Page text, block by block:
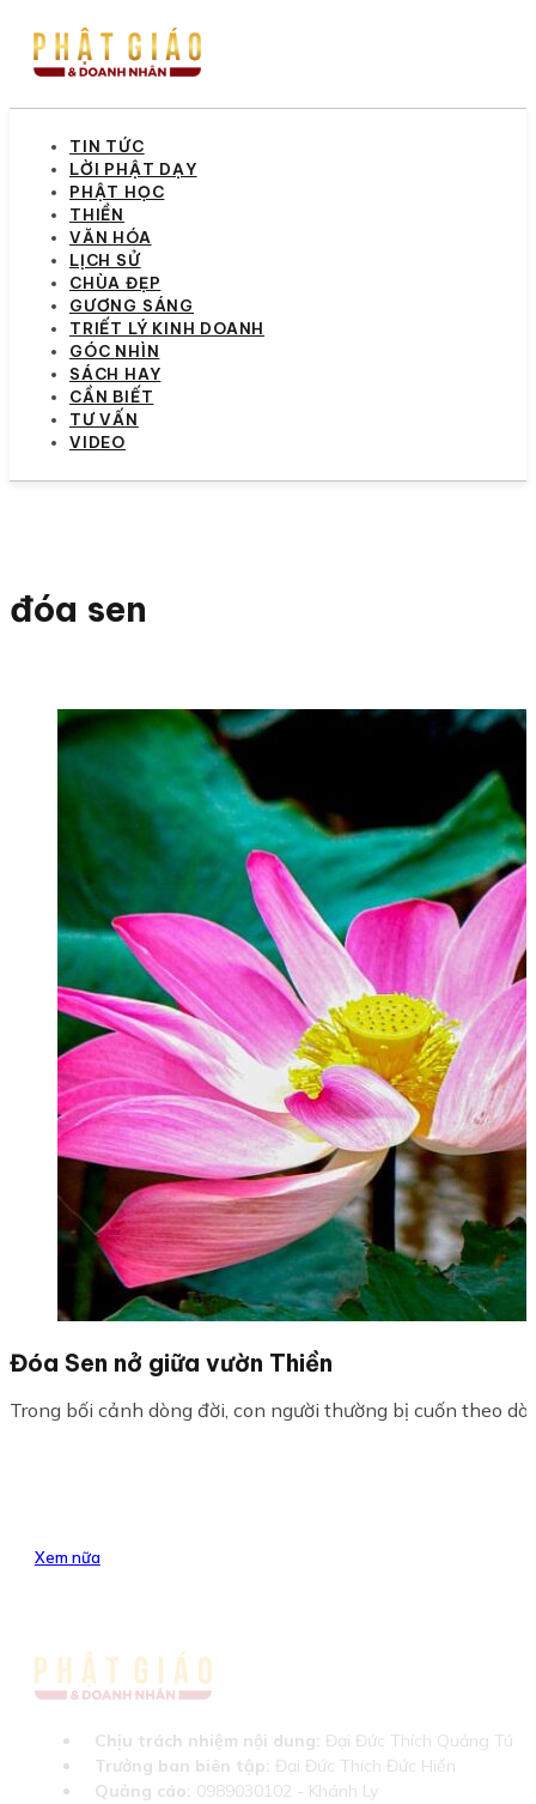
TIN TỨC
LỜI PHẬT DẠY
PHẬT HỌC
THIỀN
VĂN HÓA
LỊCH SỬ
CHÙA ĐẸP
GƯƠNG SÁNG
TRIẾT LÝ KINH DOANH
GÓC NHÌN
SÁCH HAY
CẦN BIẾT
TƯ VẤN
VIDEO
đóa sen
Đóa Sen nở giữa vườn Thiền
Trong bối cảnh dòng đời, con người thường bị cuốn theo
Xem nữa
Chịu trách nhiệm nội dung: Đại Đức Thích Quảng Tú
Trưởng ban biên tập: Đại Đức Thích Đức Hiển
Quảng cáo: 0989030102 - Khánh Ly